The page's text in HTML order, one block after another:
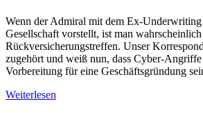
Wenn der Admiral mit dem Ex-
Gesellschaft vorstellt, ist man
Rückversicherungstreffen. Unser
zugehört und weiß nun, dass Cyber-
Vorbereitung für eine Geschäftsgründung
Weiterlesen